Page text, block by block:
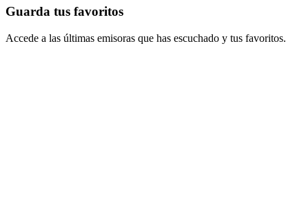
Guarda tus favoritos
Accede a las últimas emisoras que has escuchado y tus favoritos.